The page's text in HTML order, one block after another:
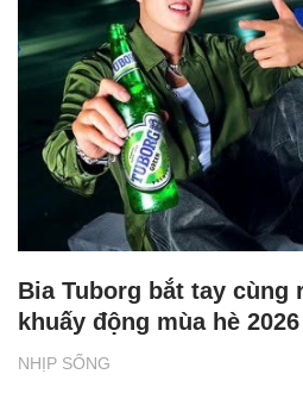
NHỊP SỐNG
Bia Tuborg bắt tay cùng
khuấy động mùa hè 2026